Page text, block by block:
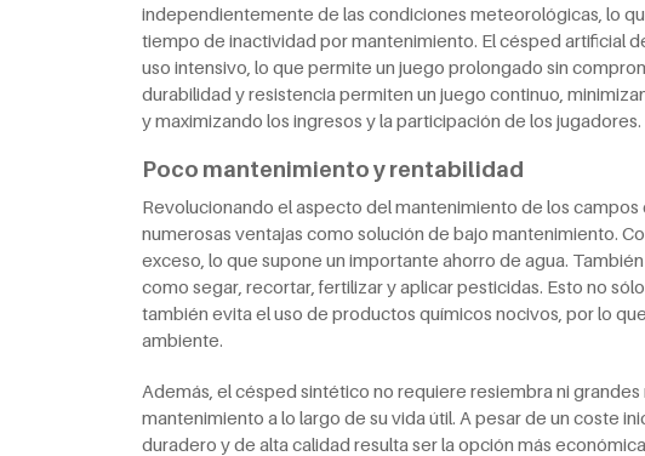
independientemente de las condiciones meteorológicas, lo
tiempo de inactividad por mantenimiento. El césped artificial
uso intensivo, lo que permite un juego prolongado sin
durabilidad y resistencia permiten un juego continuo,
y maximizando los ingresos y la participación de los jugadores.
Poco mantenimiento y rentabilidad
Revolucionando el aspecto del mantenimiento de los
numerosas ventajas como solución de bajo mantenimiento.
exceso, lo que supone un importante ahorro de agua.
como segar, recortar, fertilizar y aplicar pesticidas. Esto no
también evita el uso de productos químicos nocivos, por lo
ambiente.
Además, el césped sintético no requiere resiembra ni
mantenimiento a lo largo de su vida útil. A pesar de un coste
duradero y de alta calidad resulta ser la opción más